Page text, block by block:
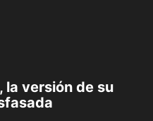
la versión de su